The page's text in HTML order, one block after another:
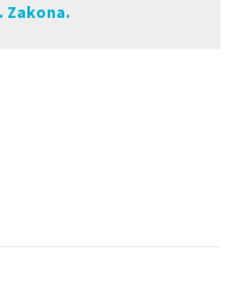
Zakona.